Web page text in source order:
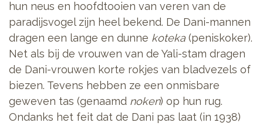
hun neus en hoofdtooien van veren van de
paradijsvogel zijn heel bekend. De Dani-mannen
dragen een lange en dunne koteka (peniskoker).
Net als bij de vrouwen van de Yali-stam dragen
de Dani-vrouwen korte rokjes van bladvezels of
biezen. Tevens hebben ze een onmisbare
geweven tas (genaamd noken) op hun rug.
Ondanks het feit dat de Dani pas laat (in 1938)